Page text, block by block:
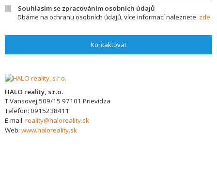
Souhlasím se zpracováním osobních údajů
Dbáme na ochranu osobních údajů, více informací naleznete zde
Kontaktovat
HALO reality, s.r.o.
T.Vansovej 509/15 97101 Prievidza
Telefon: 0915238411
E-mail: reality@haloreality.sk
Web: www.haloreality.sk